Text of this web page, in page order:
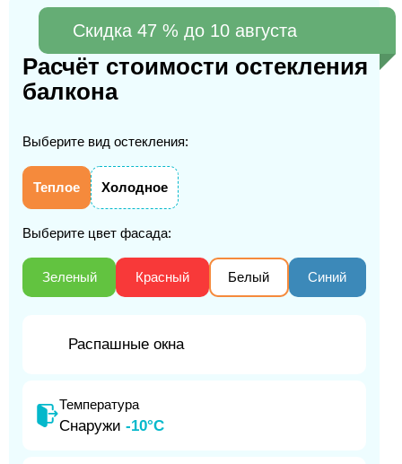
Расчёт стоимости остекления
балкона
Cкидка 47 % до 10 августа
Выберите вид остекления:
Теплое Холодное
Выберите цвет фасада:
Зеленый Красный Белый Синий
Распашные окна
Температура
Снаружи -10°С